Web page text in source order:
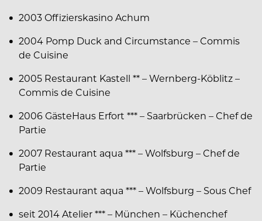
2003 Offizierskasino Achum
2004 Pomp Duck and Circumstance – Commis
de Cuisine
2005 Restaurant Kastell ** – Wernberg-Köblitz –
Commis de Cuisine
2006 GästeHaus Erfort *** – Saarbrücken – Chef de
Partie
2007 Restaurant aqua *** – Wolfsburg – Chef de
Partie
2009 Restaurant aqua *** – Wolfsburg – Sous Chef
seit 2014 Atelier *** – München – Küchenchef